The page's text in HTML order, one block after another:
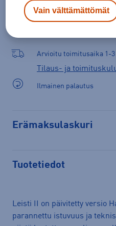
Valitse koko nähdäksesi
Arvioitu toimitusaika 1-3
Tilaus- ja
Ilmainen palautus
Erämaksulaskuri
Tuotetiedot
Leisti II on päivitetty versio
parannettu istuvuus ja
Vain välttämättömät